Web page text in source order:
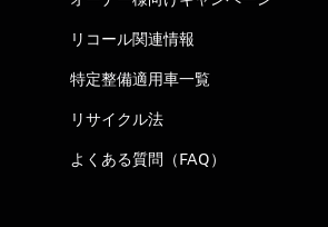
リコール関連情報
特定整備適用車一覧
リサイクル法
よくある質問（FAQ）